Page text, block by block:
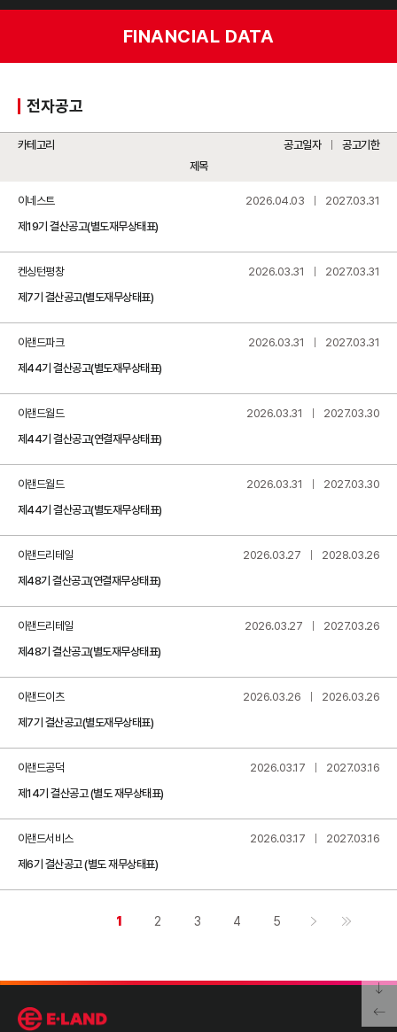
financial data
FINANCIAL DATA
전자공고
카테고리 공고일자
공고기한
제목
이네스트 2026.04.03
2027.03.31
제19기 결산공고(별도재무상태표)
켄싱턴평창 2026.03.31
2027.03.31
제7기 결산공고(별도재무상태표)
이랜드파크 2026.03.31
2027.03.31
제44기 결산공고(별도재무상태표)
이랜드월드 2026.03.31
2027.03.30
제44기 결산공고(연결재무상태표)
이랜드월드 2026.03.31
2027.03.30
제44기 결산공고(별도재무상태표)
이랜드리테일 2026.03.27
2028.03.26
제48기 결산공고(연결재무상태표)
이랜드리테일 2026.03.27
2027.03.26
제48기 결산공고(별도재무상태표)
이랜드이츠 2026.03.26
2026.03.26
제7기 결산공고(별도재무상태표)
이랜드공덕 2026.03.17
2027.03.16
제14기 결산공고 (별도 재무상태표)
이랜드서비스 2026.03.17
2027.03.16
제6기 결산공고 (별도 재무상태표)
1 2 3 4 5